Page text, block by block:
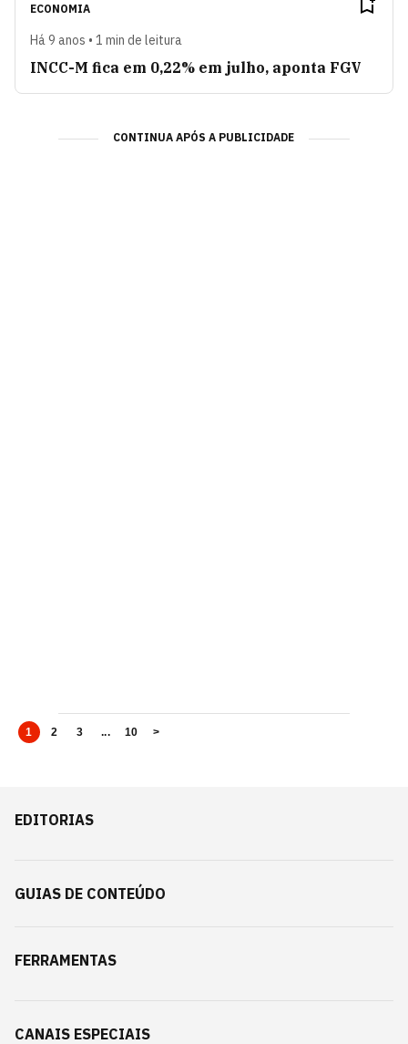
ECONOMIA
Há 9 anos • 1 min de leitura
INCC-M fica em 0,22% em julho, aponta FGV
CONTINUA APÓS A PUBLICIDADE
1 2 3 ... 10 >
EDITORIAS
GUIAS DE CONTEÚDO
FERRAMENTAS
CANAIS ESPECIAIS